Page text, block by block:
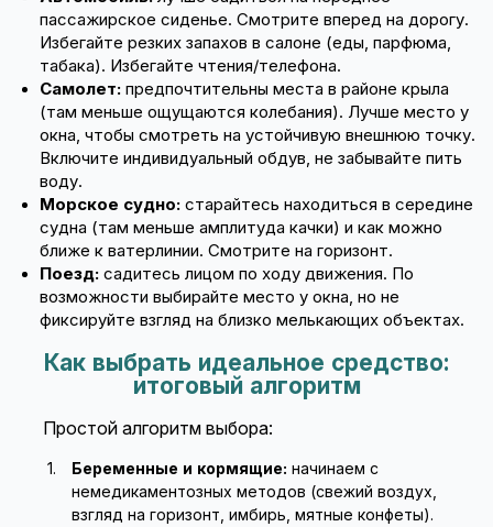
пассажирское сиденье. Смотрите вперед на дорогу.
Избегайте резких запахов в салоне (еды, парфюма,
табака). Избегайте чтения/телефона.
Самолет:предпочтительны места в районе крыла
(там меньше ощущаются колебания). Лучше место у
окна, чтобы смотреть на устойчивую внешнюю точку.
Включите индивидуальный обдув, не забывайте пить
воду.
Морское судно:старайтесь находиться в середине
судна (там меньше амплитуда качки) и как можно
ближе к ватерлинии. Смотрите на горизонт.
Поезд:садитесь лицом по ходу движения. По
возможности выбирайте место у окна, но не
фиксируйте взгляд на близко мелькающих объектах.
Как выбрать идеальное средство:
итоговый алгоритм
Простой алгоритм выбора:
Беременные и кормящие: начинаем с
немедикаментозных методов (свежий воздух,
взгляд на горизонт, имбирь, мятные конфеты).